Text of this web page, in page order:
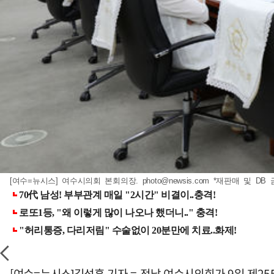
[여수=뉴시스] 여수시의회 본회의장. photo@newsis.com *재판매 및 DB